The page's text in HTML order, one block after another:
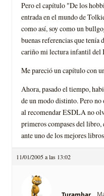
Pero el capí­tulo "De los
entrada en el mundo de
como así­, soy como un
buenas referencias que
cariño mi lectura infantil del
Me pareció un capí­tulo con
Ahora, pasado el tiempo,
de un modo distinto. Pero
al recomendar ESDLA no
primeros compases del libro,
ante uno de los mejores
11/01/2005 a las 13:02